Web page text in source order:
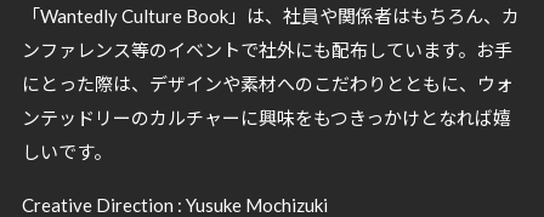
「Wantedly Culture Book」は、社員や関係者はもちろん、カ
ンファレンス等のイベントで社外にも配布しています。お手
にとった際は、デザインや素材へのこだわりとともに、ウォ
ンテッドリーのカルチャーに興味をもつきっかけとなれば嬉
しいです。
Creative Direction : Yusuke Mochizuki